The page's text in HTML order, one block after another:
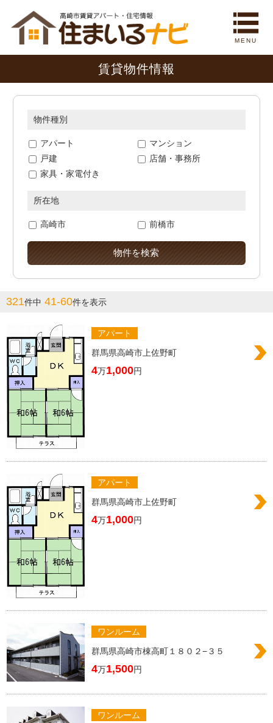
MENU
賃貸物件情報
物件種別
アパート
マンション
戸建
店舗・事務所
家具・家電付き
所在地
高崎市 前橋市
321件中 41-60件を表示
アパート
群馬県高崎市上佐野町
4万1,000円
アパート
群馬県高崎市上佐野町
4万1,000円
ワンルーム
群馬県高崎市棟高町１８０２−３５
4万1,500円
ワンルーム